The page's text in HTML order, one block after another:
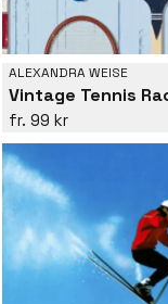
ALEXANDRA WEISE
Vintage Tennis
99 kr